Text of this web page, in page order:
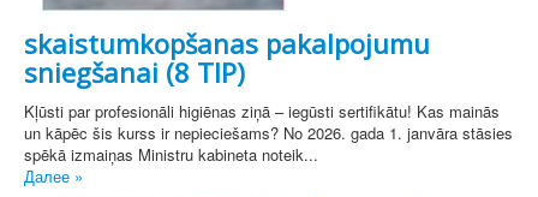
skaistumkopšanas pakalpojumu
sniegšanai (8 TIP)
Kļūsti par profesionāli higiēnas ziņā – iegūsti sertifikātu! Kas mainās
un kāpēc šis kurss ir nepieciešams? No 2026. gada 1. janvāra stāsies
spēkā izmaiņas Ministru kabineta noteik...
Далее »